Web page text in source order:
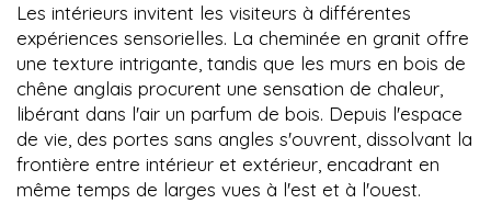
Les intérieurs invitent les visiteurs à différentes
expériences sensorielles. La cheminée en granit offre
une texture intrigante, tandis que les murs en bois de
chêne anglais procurent une sensation de chaleur,
libérant dans l'air un parfum de bois. Depuis l'espace
de vie, des portes sans angles s'ouvrent, dissolvant la
frontière entre intérieur et extérieur, encadrant en
même temps de larges vues à l'est et à l'ouest.